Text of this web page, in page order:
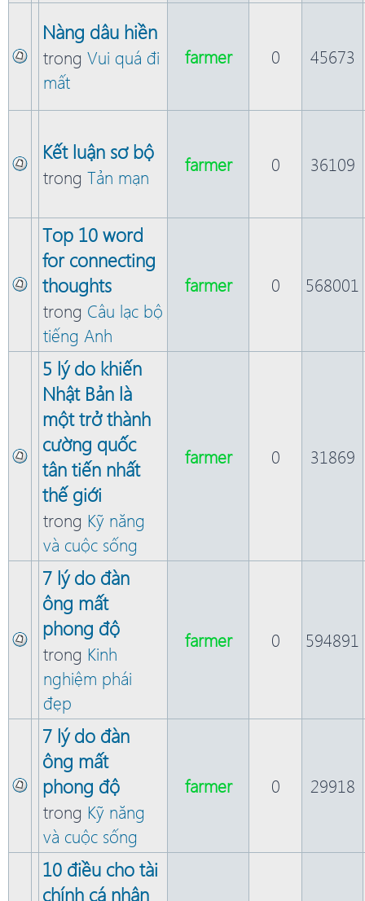
Nàng dâu hiền
trong Vui quá đi
mất
farmer 0 45673
Kết luận sơ bộ
trong Tản mạn
farmer 0 36109
Top 10 word
for connecting
thoughts
trong Câu lạc bộ
tiếng Anh
farmer 0 568001
5 lý do khiến
Nhật Bản là
một trở thành
cường quốc
tân tiến nhất
thế giới
trong Kỹ năng
và cuộc sống
farmer 0 31869
7 lý do đàn
ông mất
phong độ
trong Kinh
nghiệm phái
đẹp
farmer 0 594891
7 lý do đàn
ông mất
phong độ
trong Kỹ năng
và cuộc sống
farmer 0 29918
10 điều cho tài
chính cá nhân